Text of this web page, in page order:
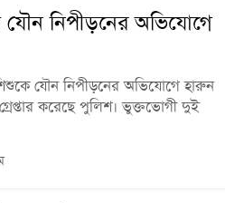
যৌন নিপীড়নের অভিযোগে
যৌন নিপীড়নের অভিযোগে হারুন
করেছে পুলিশ। ভুক্তভোগী দুই